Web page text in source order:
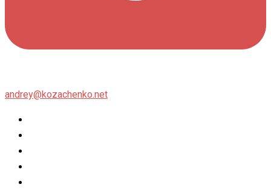
andrey@kozachenko.net